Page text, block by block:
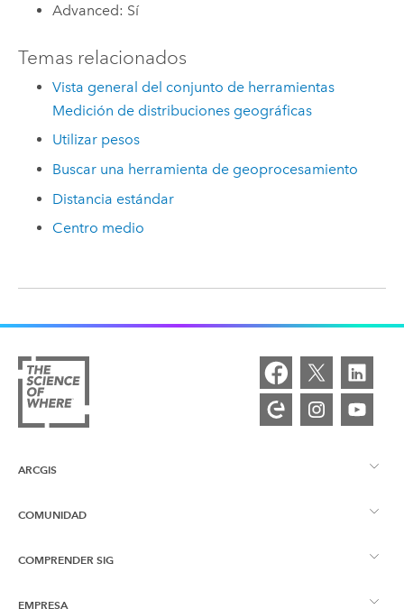
Advanced: Sí
Temas relacionados
Vista general del conjunto de herramientas
Medición de distribuciones geográficas
Utilizar pesos
Buscar una herramienta de geoprocesamiento
Distancia estándar
Centro medio
ARCGIS
Descripción general de ArcGIS
COMUNIDAD
Comunidad de Esri
COMPRENDER SIG
EMPRESA